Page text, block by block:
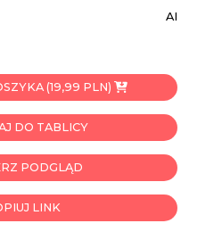
AI
(19,99 PLN)
DO TABLICY
PODGLĄD
LINK